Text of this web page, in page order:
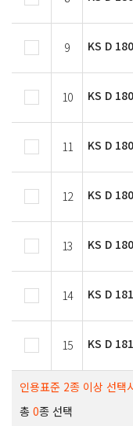
9 KS D
10 KS D
11 KS D
12 KS D
13 KS D
14 KS D
15 KS D
인용표준 2종 이상 선택
총 0종 선택